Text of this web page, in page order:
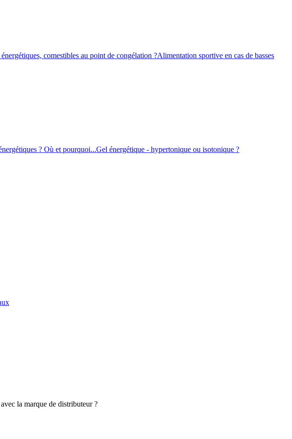
comestibles au point de congélation ?Alimentation sportive en cas de basses
? Où et pourquoi...Gel énergétique - hypertonique ou isotonique ?
la marque de distributeur ?